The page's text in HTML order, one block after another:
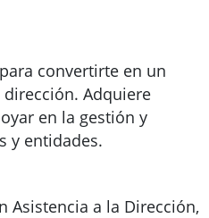
convertirte en un
Adquiere
en la gestión y
y entidades.
Asistencia a la Dirección,